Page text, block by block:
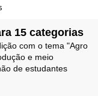
15 categorias
com o tema "Agro
e meio
de estudantes